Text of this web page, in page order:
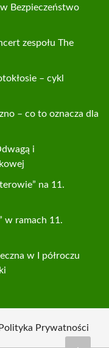
Bezpieczeństwo
zespołu The
– cykl
– co to oznacza dla
i
na 11.
w ramach 11.
w I półroczu
Polityka Prywatności